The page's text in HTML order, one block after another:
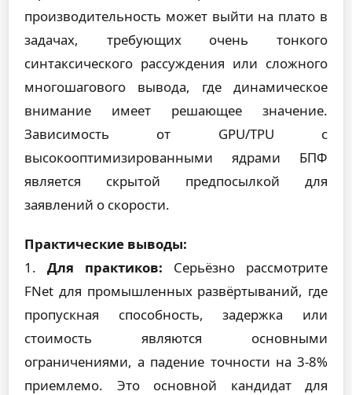
производительность может выйти на плато в
задачах, требующих очень тонкого
синтаксического рассуждения или сложного
многошагового вывода, где динамическое
внимание имеет решающее значение.
Зависимость от GPU/TPU с
высокооптимизированными ядрами БПФ
является скрытой предпосылкой для
заявлений о скорости.
Практические выводы:
1. Для практиков: Серьёзно рассмотрите
FNet для промышленных развёртываний, где
пропускная способность, задержка или
стоимость являются основными
ограничениями, а падение точности на 3-8%
приемлемо. Это основной кандидат для